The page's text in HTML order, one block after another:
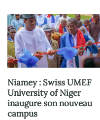
Niamey : Swiss UMEF
University of Niger
inaugure son nouveau
campus